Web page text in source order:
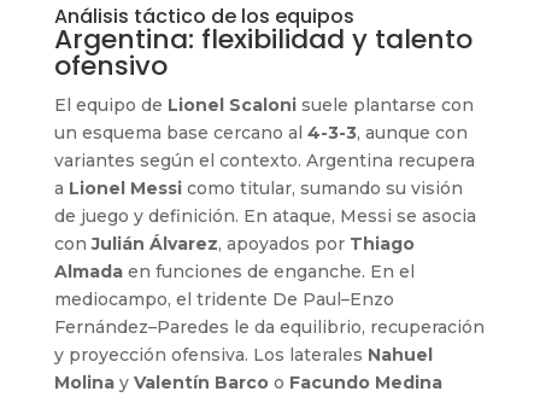
Análisis táctico de los equipos
Argentina: flexibilidad y talento
ofensivo
El equipo de Lionel Scalonisuele plantarse con
un esquema base cercano al 4-3-3, aunque con
variantes según el contexto. Argentina recupera
a Lionel Messicomo titular, sumando su visión
de juego y definición. En ataque, Messi se asocia
conJulián Álvarez, apoyados por Thiago
Almadaen funciones de enganche. En el
mediocampo, el tridente De Paul–Enzo
Fernández–Paredes le da equilibrio, recuperación
y proyección ofensiva. Los laterales Nahuel
Molinay Valentín Barcoo Facundo Medina